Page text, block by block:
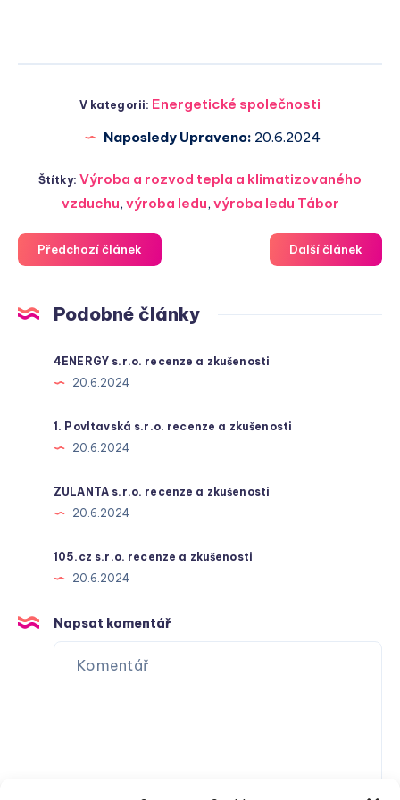
V kategorii: Energetické společnosti
Naposledy Upraveno: 20.6.2024
Štítky:Výroba a rozvod tepla a klimatizovaného
vzduchu, výroba ledu, výroba ledu Tábor
Předchozí článek Další článek
Podobné články
4ENERGY s.r.o. recenze a zkušenosti
20.6.2024
1. Povltavská s.r.o. recenze a zkušenosti
20.6.2024
ZULANTA s.r.o. recenze a zkušenosti
20.6.2024
105.cz s.r.o. recenze a zkušenosti
20.6.2024
Napsat komentář